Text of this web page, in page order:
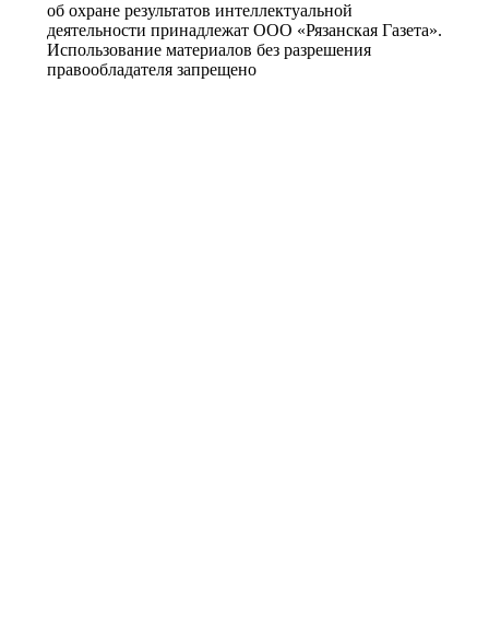
об охране результатов интеллектуальной
деятельности принадлежат ООО «Рязанская Газета».
Использование материалов без разрешения
правообладателя запрещено